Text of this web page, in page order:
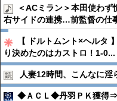
＜ACミラン＞本田使わ
右サイドの連携…前監督の仕
【 ドルトムント×ヘルタ
り決めたのはカストロ！1-0...
人妻12時間、こんなに淫
◆ＡＣＬ◆丹羽ＰＫ獲得⇒